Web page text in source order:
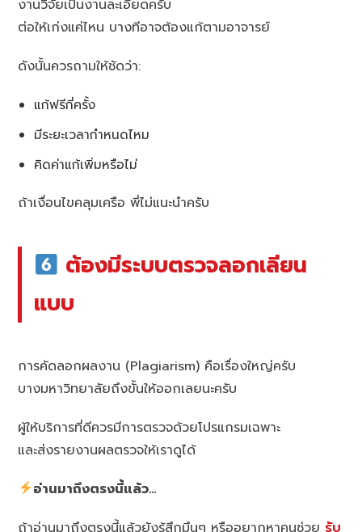
งานวิจัยเป็นงานละเอียดครับ
ต่อให้เก่งแค่ไหน บางทีอาจต้องแก้ตามอาจารย์
ดังนั้นควรถามให้ชัดว่า:
แก้ฟรีกี่ครั้ง
มีระยะเวลากำหนดไหม
คิดค่าแก้เพิ่มหรือไม่
ถ้าเงื่อนไขคลุมเครือ พี่ไม่แนะนำครับ
ต้องมีระบบตรวจลอกเลียน
แบบ
การคัดลอกผลงาน (Plagiarism) คือเรื่องใหญ่ครับ
บางมหาวิทยาลัยถึงขั้นให้ออกเลยนะครับ
ผู้ให้บริการที่ดีควรมีการตรวจด้วยโปรแกรมเฉพาะ
และส่งรายงานผลตรวจให้เราดูได้
อ่านมาถึงตรงนี้แล้ว…
ถ้าอ่านมาถึงตรงนี้แล้วยังรู้สึกมึนๆ หรืออยากหาคนช่วย รับ